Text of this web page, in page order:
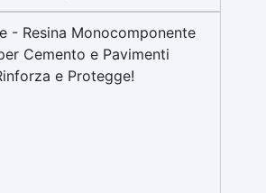
applicazioni verticali, senza
✅ Facile da usare:
semplice con rapporto 100:50
risultati ottimali.